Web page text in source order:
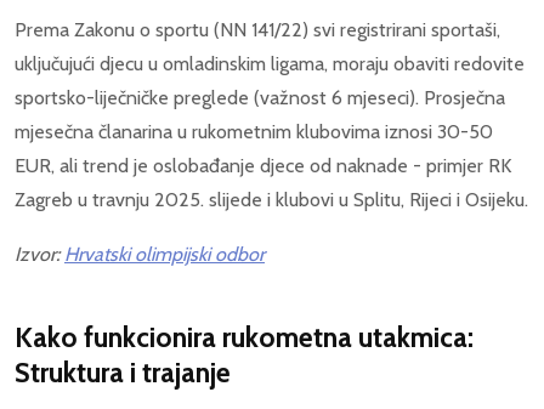
Prema Zakonu o sportu (NN 141/22) svi registrirani sportaši,
uključujući djecu u omladinskim ligama, moraju obaviti redovite
sportsko-liječničke preglede (važnost 6 mjeseci). Prosječna
mjesečna članarina u rukometnim klubovima iznosi 30-50
EUR, ali trend je oslobađanje djece od naknade - primjer RK
Zagreb u travnju 2025. slijede i klubovi u Splitu, Rijeci i Osijeku.
Izvor:Hrvatski olimpijski odbor
Kako funkcionira rukometna utakmica:
Struktura i trajanje